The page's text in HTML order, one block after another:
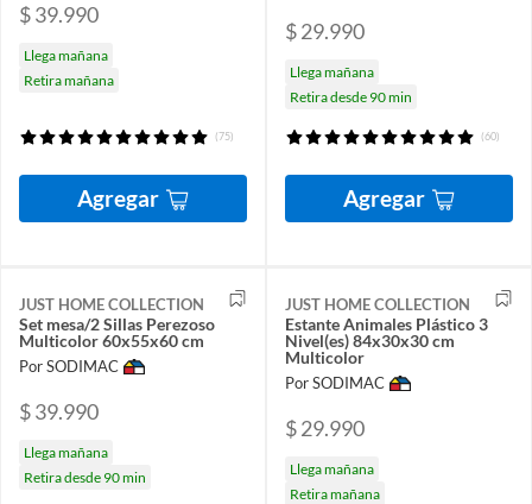
$ 39.990
Llega mañana
Retira mañana
(75)
Agregar
$ 29.990
Llega mañana
Retira desde 90 min
(60)
Agregar
JUST HOME COLLECTION
Set mesa/2 Sillas Perezoso
Multicolor 60x55x60 cm
Por SODIMAC
$ 39.990
Llega mañana
Retira desde 90 min
JUST HOME COLLECTION
Estante Animales Plástico 3
Nivel(es) 84x30x30 cm
Multicolor
Por SODIMAC
$ 29.990
Llega mañana
Retira mañana